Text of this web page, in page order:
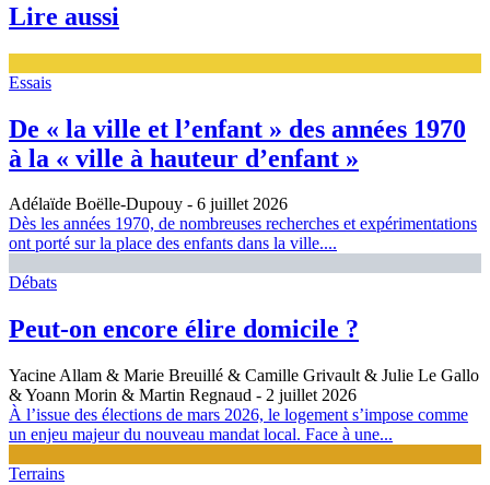
Lire aussi
Essais
De « la ville et l’enfant » des années 1970
à la « ville à hauteur d’enfant »
Adélaïde Boëlle-Dupouy - 6 juillet 2026
Dès les années 1970, de nombreuses recherches et expérimentations
ont porté sur la place des enfants dans la ville....
Débats
Peut-on encore élire domicile ?
Yacine Allam & Marie Breuillé & Camille Grivault & Julie Le Gallo
& Yoann Morin & Martin Regnaud - 2 juillet 2026
À l’issue des élections de mars 2026, le logement s’impose comme
un enjeu majeur du nouveau mandat local. Face à une...
Terrains